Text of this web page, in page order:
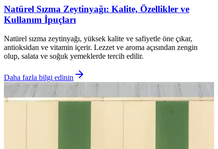
Natürel Sızma Zeytinyağı: Kalite, Özellikler ve
Kullanım İpuçları
Natürel sızma zeytinyağı, yüksek kalite ve safiyetle öne çıkar,
antioksidan ve vitamin içerir. Lezzet ve aroma açısından zengin
olup, salata ve soğuk yemeklerde tercih edilir.
Daha fazla bilgi edinin